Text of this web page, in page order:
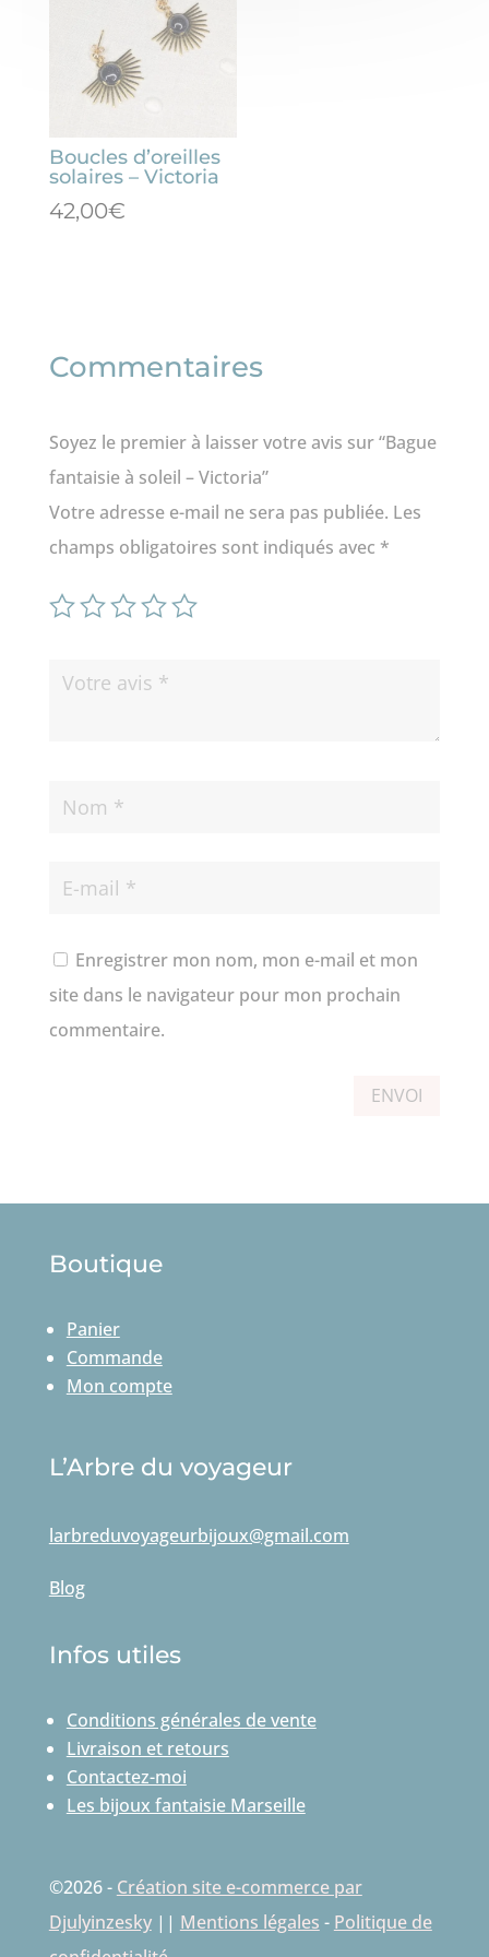
Victoria
Boucles d’oreilles
solaires – Victoria
42,00€
Commentaires
Soyez le premier à laisser votre avis sur “Bague
fantaisie à soleil – Victoria”
Votre adresse e-mail ne sera pas publiée. Les
champs obligatoires sont indiqués avec *
Enregistrer mon nom, mon e-mail et mon
site dans le navigateur pour mon prochain
commentaire.
ENVOI
Boutique
Panier
Commande
Mon compte
L’Arbre du voyageur
larbreduvoyageurbijoux@gmail.com
Blog
Infos utiles
Conditions générales de vente
Livraison et retours
Contactez-moi
Les bijoux fantaisie Marseille
©2026 - Création site e-commerce par
Djulyinzesky|| Mentions légales - Politique de